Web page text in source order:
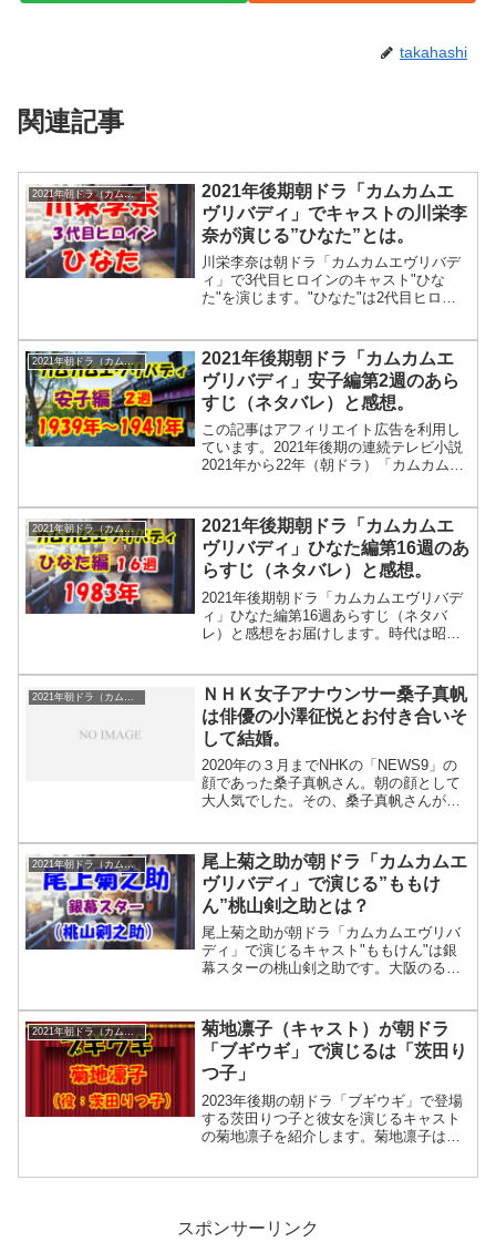
takahashi
関連記事
2021年朝ドラ（カムカムエヴリバディ）
2021年後期朝ドラ「カムカムエ
ヴリバディ」でキャストの川栄李
奈が演じる”ひなた”とは。
川栄李奈は朝ドラ「カムカムエヴリバデ
ィ」で3代目ヒロインのキャスト"ひな
た"を演じます。"ひなた"は2代目ヒロイ
くの映画村でアルバイトをする活発な女
性です。
2021年朝ドラ（カムカムエヴリバディ）
2021年後期朝ドラ「カムカムエ
ヴリバディ」安子編第2週のあら
すじ（ネタバレ）と感想。
この記事はアフィリエイト広告を利用し
ています。2021年後期の連続テレビ小説
2021年から22年（朝ドラ）「カムカムエ
ラ「カムカムエヴリバディ」安子編第2週
のあらすじ。1939年～1941年。⇒2021年
朝ドラ「カムカムエヴリバディ」でキャ
ストの上白石萌音が演じる初代ヒロイン
安子とは。2021年後期朝ドラ「カムカム
エヴリ...
2021年朝ドラ（カムカムエヴリバディ）
2021年後期朝ドラ「カムカムエ
ヴリバディ」ひなた編第16週のあ
らすじ（ネタバレ）と感想。
2021年後期朝ドラ「カムカムエヴリバデ
ィ」ひなた編第16週あらすじ（ネタバ
レ）と感想をお届けします。時代は昭和
1965年生まれですね）周りは進路を決め
て励んでいますが、ひなたは何をやれば
良いか全く分かりません。不安に駆られ
た時は決まって映画村に行きます。そし
てそこで「ミス条映コンテスト」のポス
ターを見て、コレだ！とひ...
ＮＨＫ女子アナウンサー桑子真帆
は俳優の小澤征悦とお付き合いそ
して結婚。
2020年の３月までNHKの「NEWS9」の
顔であった桑子真帆さん。朝の顔として
大人気でした。その、桑子真帆さんが
さんとお付き合いしていることが報道さ
れました。そして、2021年9月に結婚し
たことを小澤征爾さんがTVで報告しまし
た。では、NHK女子アナウンサー桑子真
帆のNHKAN歴をご紹介します。ＮＨＫ女
子アナウンサー桑子真帆...
2021年朝ドラ（カムカムエヴリバディ）
尾上菊之助が朝ドラ「カムカムエ
ヴリバディ」で演じる”ももけ
ん”桃山剣之助とは？
尾上菊之助が朝ドラ「カムカムエヴリバ
ディ」で演じるキャスト"ももけん"は銀
幕スターの桃山剣之助です。大阪のるい
その映画は、尾上菊之助が演じる桃山剣
之助主演の「呪術七変化」です。
2021年朝ドラ（カムカムエヴリバディ）
菊地凛子（キャスト）が朝ドラ
「ブギウギ」で演じるは「茨田り
つ子」
2023年後期の朝ドラ「ブギウギ」で登場
する茨田りつ子と彼女を演じるキャスト
の菊地凛子を紹介します。菊地凛子はど
介させていただきます。菊地凛子（キャ
スト）が朝ドラ「ブギウギ」で演じるは
スポンサーリンク